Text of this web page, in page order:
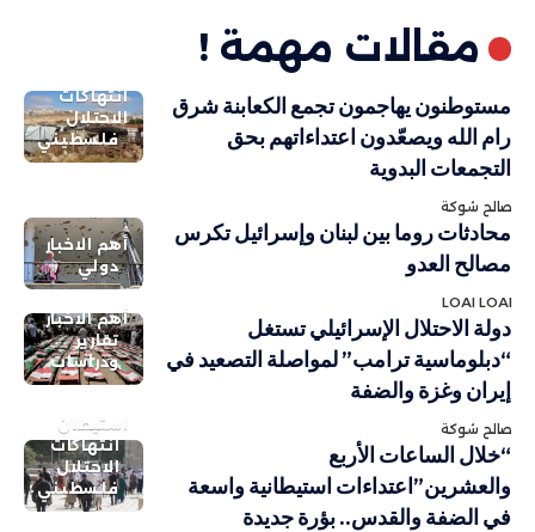
مقالات مهمة !
انتهاكات
الاحتلال
فلسطيني
مستوطنون يهاجمون تجمع الكعابنة شرق
رام الله ويصعّدون اعتداءاتهم بحق
التجمعات البدوية
صالح شوكة
أهم الاخبار
دولي
محادثات روما بين لبنان وإسرائيل تكرس
مصالح العدو
LOAI LOAI
أهم الاخبار
تقارير
ودراسات
دولة الاحتلال الإسرائيلي تستغل
“دبلوماسية ترامب” لمواصلة التصعيد في
إيران وغزة والضفة
صالح شوكة
استيطان
انتهاكات
الاحتلال
فلسطيني
“خلال الساعات الأربع
والعشرين”اعتداءات استيطانية واسعة
في الضفة والقدس.. بؤرة جديدة